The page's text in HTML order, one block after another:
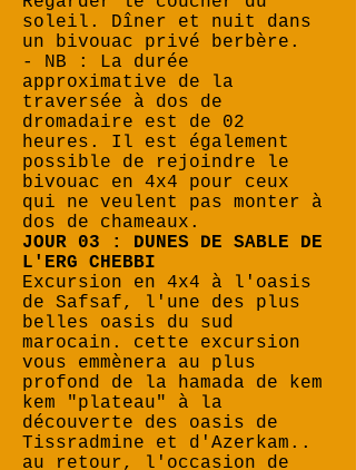
soleil. Dîner et nuit dans
un bivouac privé berbère.
- NB : La durée
approximative de la
traversée à dos de
dromadaire est de 02
heures. Il est également
possible de rejoindre le
bivouac en 4x4 pour ceux
qui ne veulent pas monter à
dos de chameaux.
JOUR 03 : DUNES DE SABLE DE
L'ERG CHEBBI
Excursion en 4x4 à l'oasis
de Safsaf, l'une des plus
belles oasis du sud
marocain. cette excursion
vous emmènera au plus
profond de la hamada de kem
kem "plateau" à la
découverte des oasis de
Tissradmine et d'Azerkam..
au retour, l'occasion de